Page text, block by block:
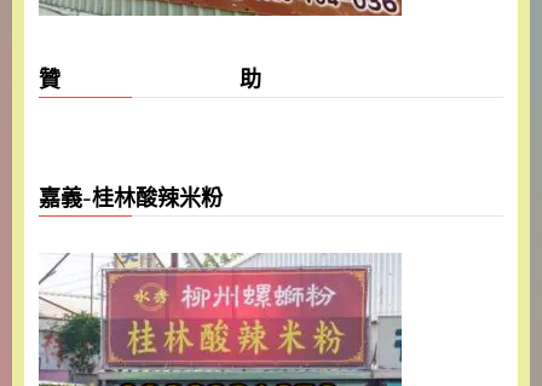
贊 助
嘉義-桂林酸辣米粉